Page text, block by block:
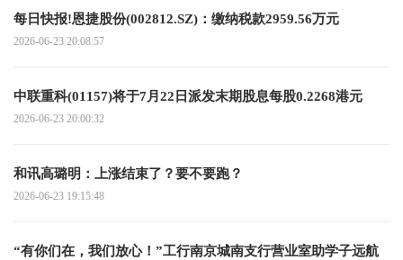
每日快报!恩捷股份(002812.SZ)：缴纳税款2959.56万元
2026-06-23 20:08:57
中联重科(01157)将于7月22日派发末期股息每股0.2268港元
2026-06-23 20:00:32
和讯高璐明：上涨结束了？要不要跑？
2026-06-23 19:15:48
“有你们在，我们放心！”工行南京城南支行营业室助学子远航